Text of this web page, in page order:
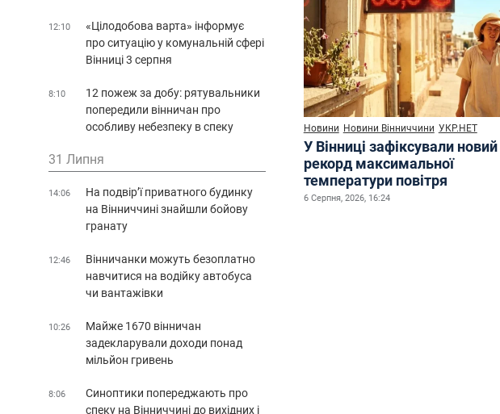
Новини Новини Вінниччини УКР.НЕТ
У Вінниці зафіксували новий
рекорд максимальної
температури повітря
6 Серпня, 2026, 16:24
12:10
«Цілодобова варта» інформує
про ситуацію у комунальній сфері
Вінниці 3 серпня
8:10
12 пожеж за добу: рятувальники
попередили вінничан про
особливу небезпеку в спеку
31 Липня
14:06
На подвір’ї приватного будинку
на Вінниччині знайшли бойову
гранату
12:46
Вінничанки можуть безоплатно
навчитися на водійку автобуса
чи вантажівки
10:26
Майже 1670 вінничан
задекларували доходи понад
мільйон гривень
8:06
Синоптики попереджають про
спеку на Вінниччині до вихідних і